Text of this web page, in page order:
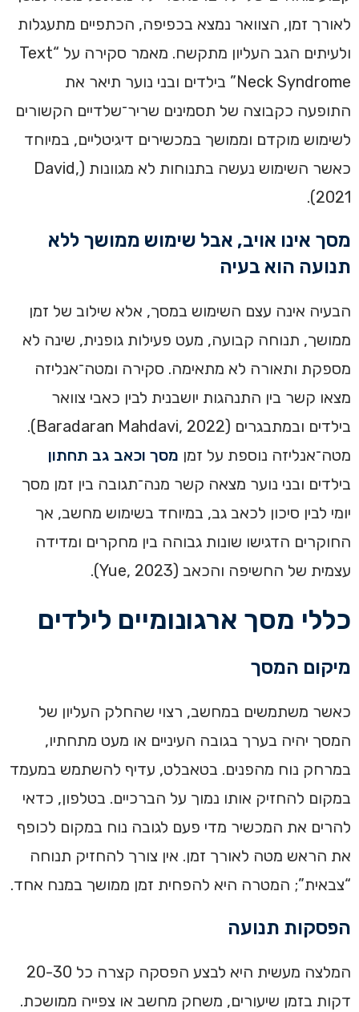
לאורך זמן, הצוואר נמצא בכפיפה, הכתפיים מתעגלות
ולעיתים הגב העליון מתקשח. מאמר סקירה על “Text
Neck Syndrome” בילדים ובני נוער תיאר את
התופעה כקבוצה של תסמינים שריר־שלדיים הקשורים
לשימוש מוקדם וממושך במכשירים דיגיטליים, במיוחד
כאשר השימוש נעשה בתנוחות לא מגוונות (David,
2021).
מסך אינו אויב, אבל שימוש ממושך ללא
תנועה הוא בעיה
הבעיה אינה עצם השימוש במסך, אלא שילוב של זמן
ממושך, תנוחה קבועה, מעט פעילות גופנית, שינה לא
מספקת ותאורה לא מתאימה. סקירה ומטה־אנליזה
מצאו קשר בין התנהגות יושבנית לבין כאבי צוואר
בילדים ובמתבגרים (Baradaran Mahdavi, 2022).
מטה־אנליזה נוספת על זמן מסך וכאב גב תחתון
בילדים ובני נוער מצאה קשר מנה־תגובה בין זמן מסך
יומי לבין סיכון לכאב גב, במיוחד בשימוש מחשב, אך
החוקרים הדגישו שונות גבוהה בין מחקרים ומדידה
עצמית של החשיפה והכאב (Yue, 2023).
כללי מסך ארגונומיים לילדים
מיקום המסך
כאשר משתמשים במחשב, רצוי שהחלק העליון של
המסך יהיה בערך בגובה העיניים או מעט מתחתיו,
במרחק נוח מהפנים. בטאבלט, עדיף להשתמש במעמד
במקום להחזיק אותו נמוך על הברכיים. בטלפון, כדאי
להרים את המכשיר מדי פעם לגובה נוח במקום לכופף
את הראש מטה לאורך זמן. אין צורך להחזיק תנוחה
“צבאית”; המטרה היא להפחית זמן ממושך במנח אחד.
הפסקות תנועה
המלצה מעשית היא לבצע הפסקה קצרה כל 20-30
דקות בזמן שיעורים, משחק מחשב או צפייה ממושכת.